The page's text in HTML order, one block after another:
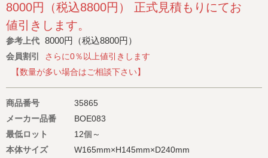
8000円（税込8800円） 正式見積もりにてお
値引きします。
参考上代 8000円（税込8800円）
会員割引
さらに0％以上値引きします
【数量が多い場合はご相談下さい】
商品番号
35865
メーカー品番
BOE083
最低ロット
12個～
本体サイズ
W165mm×H145mm×D240mm